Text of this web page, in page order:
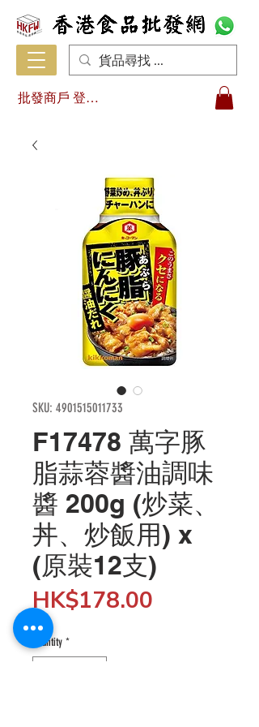
批發商戶 登入/註冊
SKU: 4901515011733
F17478 萬字豚
脂蒜蓉醬油調味
醬 200g (炒菜、
丼、炒飯用) x
(原裝12支)
HK$178.00
Quantity *